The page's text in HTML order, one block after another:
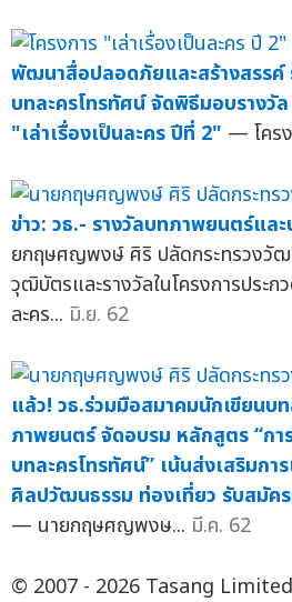
พัฒนาสื่อปลอดภัยและสร้างสรรค์
บทละครโทรทัศน์ จัดพิธีมอบรางวั
"เล่าเรื่องเป็นละคร ปีที่ 2" — โคร
ข่าว: วธ.- รางวัลบทภาพยนตร์แล
ยกฤษศญพงษ์ ศิริ ปลัดกระทรวงวัฒ
วุฒิบัตรและรางวัลในโครงการประ
ละคร... มิ.ย. 62
แล้ว! วธ.ร่วมมือสมาคมนักเขียนบ
ภาพยนตร์ จัดอบรม หลักสูตร “กา
บทละครโทรทัศน์” เน้นส่งเสริมกา
ศิลปวัฒนธรรม ท่องเที่ยว รับสมัค
— นายกฤษศญพงษ... มี.ค. 62
© 2007 - 2026 Tasang